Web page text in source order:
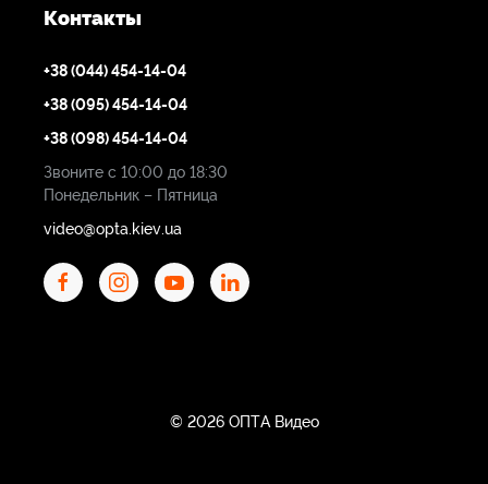
Контакты
+38 (044) 454-14-04
+38 (095) 454-14-04
+38 (098) 454-14-04
Звоните с 10:00 до 18:30
Понедельник – Пятница
video@opta.kiev.ua
© 2026 ОПТА Видео